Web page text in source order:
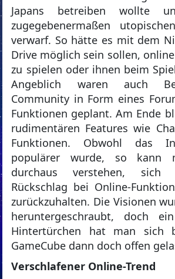
Japans betreiben wollte
zugegebenermaßen
verwarf. So hätte es mit dem
Drive möglich sein sollen,
zu spielen oder ihnen beim
Angeblich waren auch
Community in Form eines
Funktionen geplant. Am Ende
rudimentären Features wie
Funktionen. Obwohl das
populärer wurde, so kann
durchaus verstehen, sich
Rückschlag bei Online-
zurückzuhalten. Die Visionen
heruntergeschraubt, doch
Hintertürchen hat man sich
GameCube dann doch offen
Verschlafener Online-Trend